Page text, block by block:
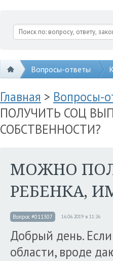
Вопросы-ответы
Главная > Вопросы-
ПОЛУЧИТЬ СОЦ
СОБСТВЕННОСТИ?
МОЖНО
РЕБЕНКА,
Вопрос #011307 16.06.2019 в 11:26
Добрый день.
области, вроде